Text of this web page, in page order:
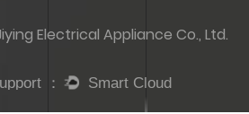
Electrical Appliance Co., Ltd.